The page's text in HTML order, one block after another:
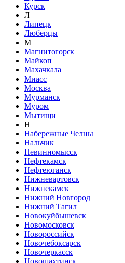
Курск
Л
Липецк
Люберцы
М
Магнитогорск
Майкоп
Махачкала
Миасс
Москва
Мурманск
Муром
Мытищи
Н
Набережные Челны
Нальчик
Невинномысск
Нефтекамск
Нефтеюганск
Нижневартовск
Нижнекамск
Нижний Новгород
Нижний Тагил
Новокуйбышевск
Новомосковск
Новороссийск
Новочебоксарск
Новочеркасск
Новошахтинск